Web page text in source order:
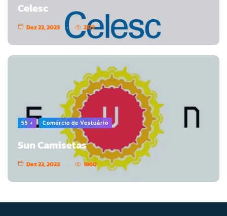
Celesc
Dez 22, 2023 2172
55 + Comércio de Vestuário
Sun Camisetas
Dez 22, 2023 1860